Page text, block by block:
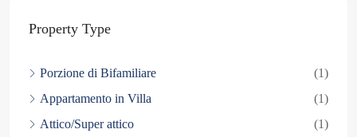
Property Type
Porzione di Bifamiliare
(1)
Appartamento in Villa
(1)
Attico/Super attico
(1)